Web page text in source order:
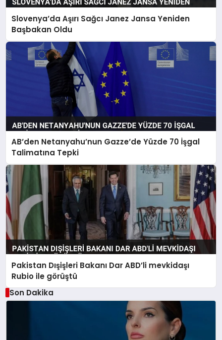
Slovenya’da Aşırı Sağcı Janez Jansa Yeniden
Başbakan Oldu
AB’den Netanyahu’nun Gazze’de Yüzde 70 İşgal
Talimatına Tepki
Pakistan Dışişleri Bakanı Dar ABD’li mevkidaşı
Rubio ile görüştü
Son Dakika